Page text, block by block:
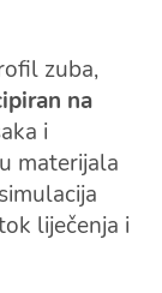
zuba,
na
i
materijala
liječenja i